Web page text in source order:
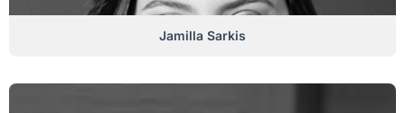
Jamilla Sarkis